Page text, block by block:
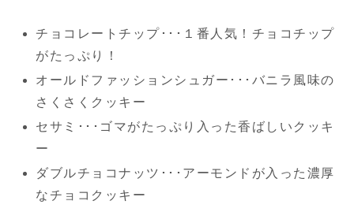
チョコレートチップ･･･１番人気！チョコチップ
がたっぷり！
オールドファッションシュガー･･･バニラ風味の
さくさくクッキー
セサミ･･･ゴマがたっぷり入った香ばしいクッキ
ー
ダブルチョコナッツ･･･アーモンドが入った濃厚
なチョコクッキー